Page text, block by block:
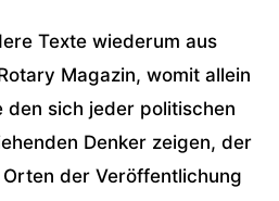
Texte wiederum aus
Magazin, womit allein
den sich jeder politischen
Denker zeigen, der
der Veröffentlichung